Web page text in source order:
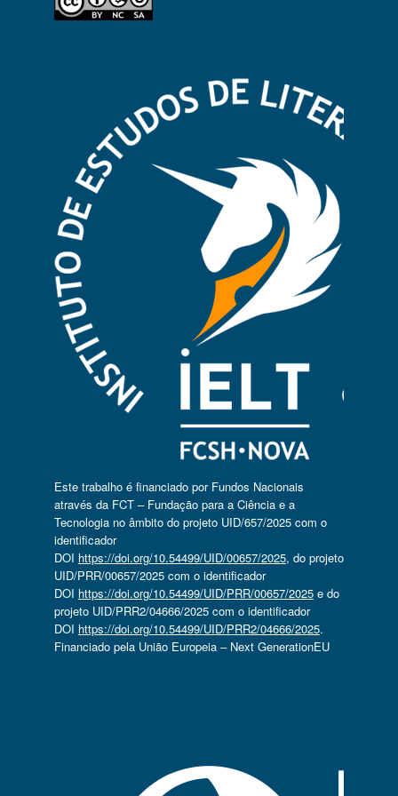
Este trabalho é financiado por Fundos Nacionais
através da FCT – Fundação para a Ciência e a
Tecnologia no âmbito do projeto UID/657/2025 com o
identificador
DOI https://doi.org/10.54499/UID/00657/2025, do projeto
UID/PRR/00657/2025 com o identificador
DOI https://doi.org/10.54499/UID/PRR/00657/2025e do
projeto UID/PRR2/04666/2025 com o identificador
DOI https://doi.org/10.54499/UID/PRR2/04666/2025.
Financiado pela União Europeia – Next GenerationEU